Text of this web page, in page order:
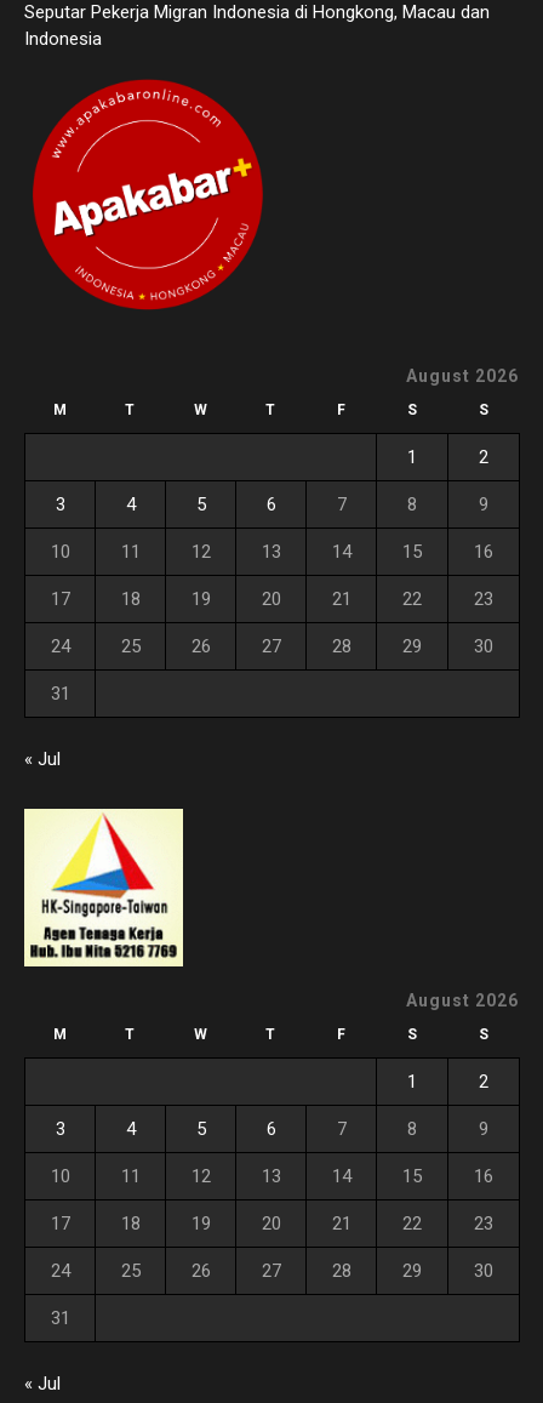
Seputar Pekerja Migran Indonesia di Hongkong, Macau dan
Indonesia
August 2026
M T W T F S S
1 2
3 4 5 6 7 8 9
10 11 12 13 14 15 16
17 18 19 20 21 22 23
24 25 26 27 28 29 30
31
« Jul
August 2026
M T W T F S S
1 2
3 4 5 6 7 8 9
10 11 12 13 14 15 16
17 18 19 20 21 22 23
24 25 26 27 28 29 30
31
« Jul